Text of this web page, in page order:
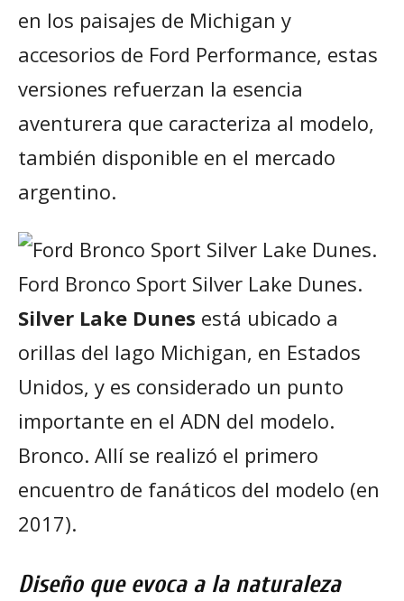
en los paisajes de Michigan y
accesorios de Ford Performance, estas
versiones refuerzan la esencia
aventurera que caracteriza al modelo,
también disponible en el mercado
argentino.
Ford Bronco Sport Silver Lake Dunes.
Silver Lake Dunes está ubicado a
orillas del lago Michigan, en Estados
Unidos, y es considerado un punto
importante en el ADN del modelo.
Bronco. Allí se realizó el primero
encuentro de fanáticos del modelo (en
2017).
Diseño que evoca a la naturaleza